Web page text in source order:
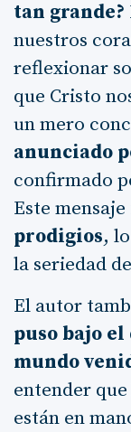
tan grande?
nuestros
reflexionar
que Cristo
un mero
anunciado
confirmado
Este
prodigios,
la seriedad
El autor
puso bajo
mundo
entender
están en